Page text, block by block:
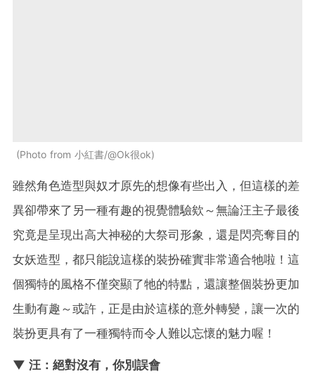
Photo from 小紅書/@Ok很ok
雖然角色造型與奴才原先的想像有些出入，但這樣的差
異卻帶來了另一種有趣的視覺體驗欸～無論汪主子最後
究竟是呈現出高大神秘的大祭司形象，還是閃亮奪目的
女妖造型，都只能說這樣的裝扮確實非常適合牠啦！這
個獨特的風格不僅突顯了牠的特點，還讓整個裝扮更加
生動有趣～或許，正是由於這樣的意外轉變，讓一次的
裝扮更具有了一種獨特而令人難以忘懷的魅力喔！
▼ 汪：絕對沒有，你別誤會